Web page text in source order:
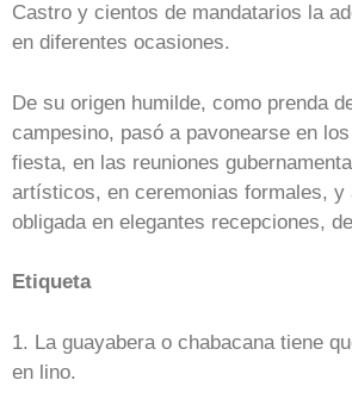
Castro y cientos de mandatarios la
en diferentes ocasiones.
De su origen humilde, como prenda
campesino, pasó a pavonearse en
fiesta, en las reuniones
artísticos, en ceremonias formales, y
obligada en elegantes recepciones,
Etiqueta
1. La guayabera o chabacana tiene
en lino.